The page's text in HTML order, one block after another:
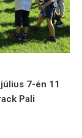
7-én 11
Pali